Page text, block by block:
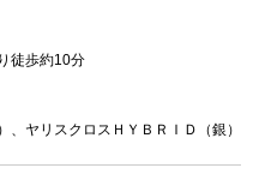
徒歩約10分
ヤリスクロスＨＹＢＲＩＤ（銀）